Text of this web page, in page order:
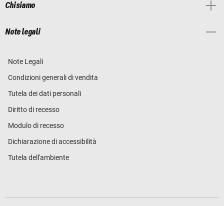
Chi siamo
Note legali
Note Legali
Condizioni generali di vendita
Tutela dei dati personali
Diritto di recesso
Modulo di recesso
Dichiarazione di accessibilità
Tutela dell'ambiente